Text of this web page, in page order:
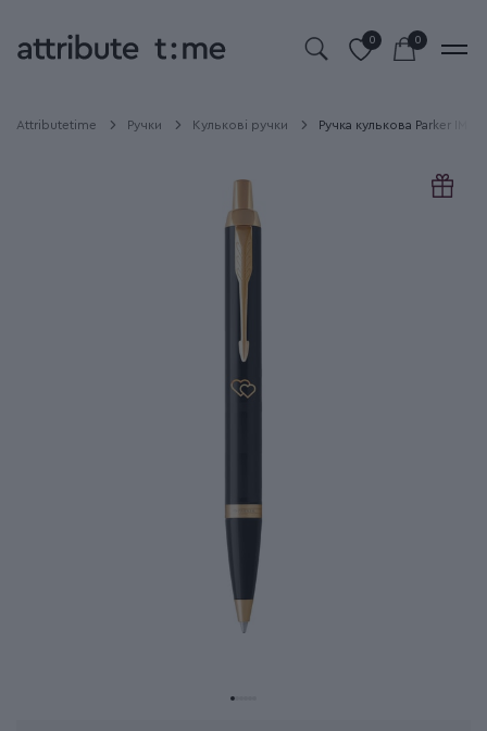
0 0
Attributetime Ручки Кулькові ручки Ручка кулькова Parker IM